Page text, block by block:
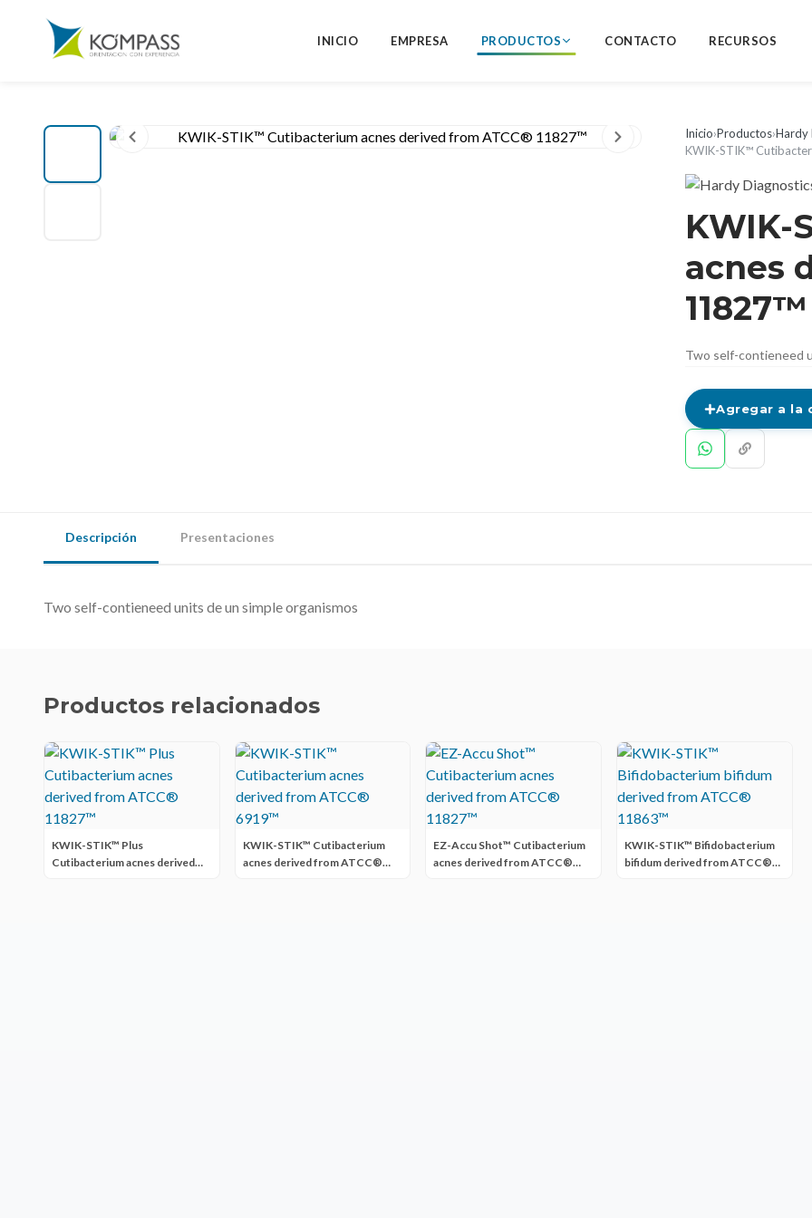
INICIO EMPRESA PRODUCTOS CONTACTO RECURSOS
Inicio›Productos›Hardy
KWIK-STIK™
KWIK-
acnes
11827™
Two self-contieneed
Agregar a la
Descripción Presentaciones
Two self-contieneed units de un simple organismos
Productos relacionados
KWIK-STIK™ Plus
Cutibacterium acnes derived
KWIK-STIK™ Cutibacterium
acnes derived from ATCC®
EZ-Accu Shot™ Cutibacterium
acnes derived from ATCC®
KWIK-STIK™ Bifidobacterium
bifidum derived from ATCC®